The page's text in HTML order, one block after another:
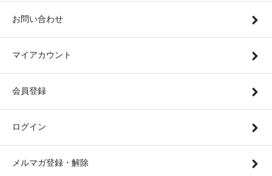
お問い合わせ
マイアカウント
会員登録
ログイン
メルマガ登録・解除